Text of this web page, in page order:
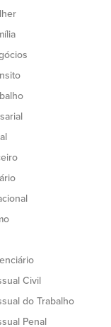
Civil
do Trabalho
Penal